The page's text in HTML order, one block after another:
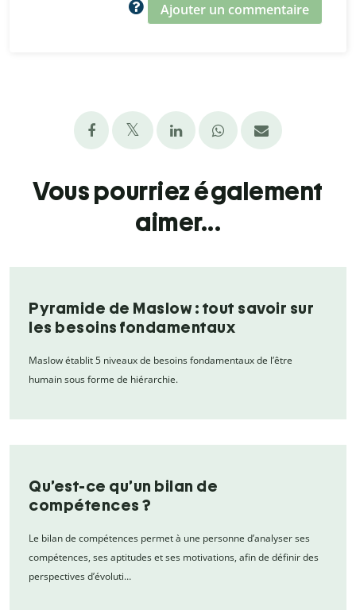
Ajouter un commentaire
Vous pourriez également
aimer...
Pyramide de Maslow : tout savoir sur
les besoins fondamentaux
Maslow établit 5 niveaux de besoins fondamentaux de l’être
humain sous forme de hiérarchie.
Qu’est-ce qu’un bilan de
compétences ?
Le bilan de compétences permet à une personne d’analyser ses
compétences, ses aptitudes et ses motivations, afin de définir des
perspectives d’évoluti…